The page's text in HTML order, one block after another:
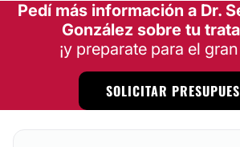
Pedí más información a Dr.
González sobre tu
¡y preparate para el
SOLICITAR